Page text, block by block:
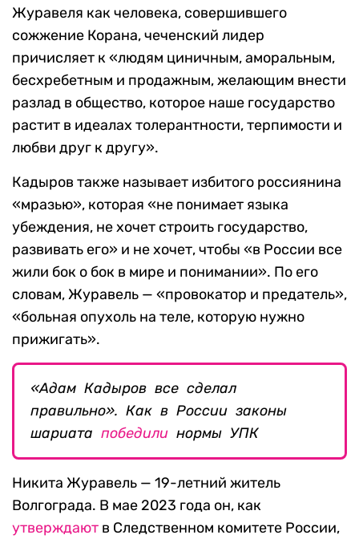
Журавеля как человека, совершившего
сожжение Корана, чеченский лидер
причисляет к «людям циничным, аморальным,
бесхребетным и продажным, желающим внести
разлад в общество, которое наше государство
растит в идеалах толерантности, терпимости и
любви друг к другу».
Кадыров также называет избитого россиянина
«мразью», которая «не понимает языка
убеждения, не хочет строить государство,
развивать его» и не хочет, чтобы «в России все
жили бок о бок в мире и понимании». По его
словам, Журавель — «провокатор и предатель»,
«больная опухоль на теле, которую нужно
прижигать».
«Адам Кадыров все сделал
правильно». Как в России законы
шариата победили нормы УПК
Никита Журавель — 19-летний житель
Волгограда. В мае 2023 года он, как
утверждают в Следственном комитете России,